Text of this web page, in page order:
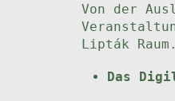
Von der
Lipták
Das